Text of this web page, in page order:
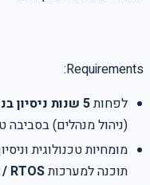
Requirements:
לפחות5 שנות ניסיון בניהול מחלקה
(ניהול מנהלים) בסביבה
מומחיות טכנולוגית
תוכנה למערכותRTOS